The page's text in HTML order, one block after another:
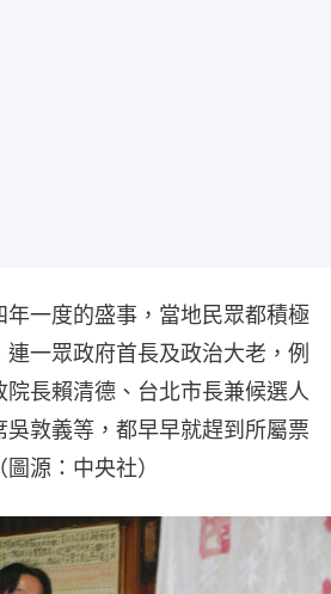
一度的盛事，當地民眾都積極
一眾政府首長及政治大老，例
長賴清德、台北市長兼候選人
敦義等，都早早就趕到所屬票
源：中央社）